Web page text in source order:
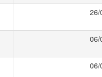
26/
06/
06/